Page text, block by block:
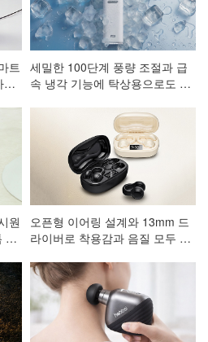
트
능
세밀한 100단계 풍량 조절과 급
속 냉각 기능에 탁상용으로도 활
원
저
오픈형 이어링 설계와 13mm 드
라이버로 착용감과 음질 모두 잡
스이어폰 AE-101